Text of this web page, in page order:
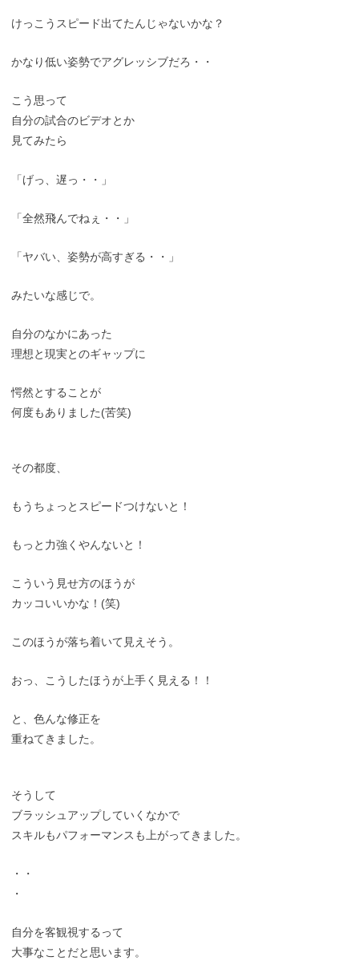
けっこうスピード出てたんじゃないかな？
かなり低い姿勢でアグレッシブだろ・・
こう思って
自分の試合のビデオとか
見てみたら
「げっ、遅っ・・」
「全然飛んでねぇ・・」
「ヤバい、姿勢が高すぎる・・」
みたいな感じで。
自分のなかにあった
理想と現実とのギャップに
愕然とすることが
何度もありました(苦笑)
その都度、
もうちょっとスピードつけないと！
もっと力強くやんないと！
こういう見せ方のほうが
カッコいいかな！(笑)
このほうが落ち着いて見えそう。
おっ、こうしたほうが上手く見える！！
と、色んな修正を
重ねてきました。
そうして
ブラッシュアップしていくなかで
スキルもパフォーマンスも上がってきました。
・・
・
自分を客観視するって
大事なことだと思います。